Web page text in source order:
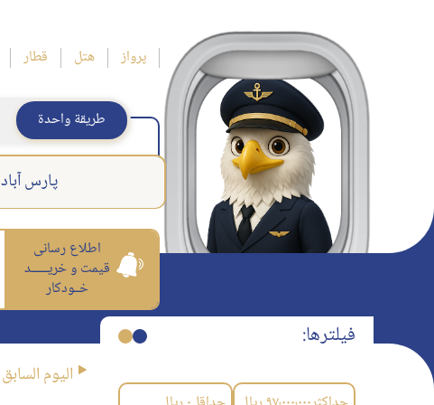
پرواز هتل قطار
طريقة واحدة
پارس آباد
اطلاع رسانی
قیمت و خریــــــد
خــودکار
فیلترها:
اليوم السابق